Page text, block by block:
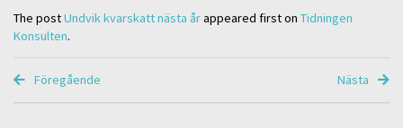
The postUndvik kvarskatt nästa årappeared first on Tidningen
Konsulten.
Föregående Nästa